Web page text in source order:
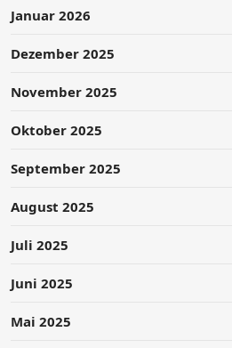
Januar 2026
Dezember 2025
November 2025
Oktober 2025
September 2025
August 2025
Juli 2025
Juni 2025
Mai 2025